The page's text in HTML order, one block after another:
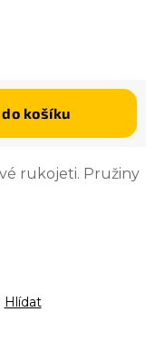
košíku
rukojeti. Pružiny
Hlídat